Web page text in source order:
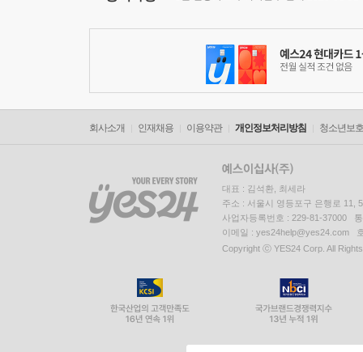
회사소개 인재채용 이용약관 개인정보처리방침 청소년보
대표 : 김석환, 최세라
주소 : 서울시 영등포구 은행로 11,
사업자등록번호 : 229-81-37000
이메일 : yes24help@yes24.com
Copyright ⓒ YES24 Corp. All